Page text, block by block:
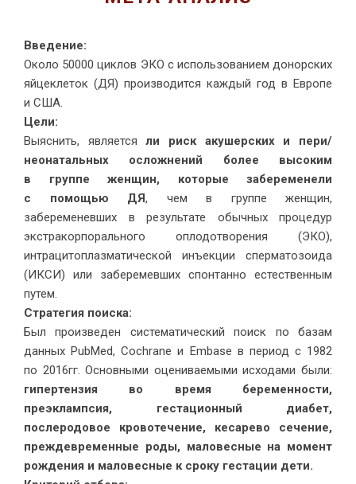
Введение:
Около 50000 циклов ЭКО с использованием донорских
яйцеклеток (ДЯ) производится каждый год в Европе
и США.
Цели:
Выяснить, являетсяли риск акушерских и пери/
неонатальных осложнений более высоким
в группе женщин, которые забеременели
с помощью ДЯ, чем в группе женщин,
забеременевших в результате обычных процедур
экстракорпорального оплодотворения (ЭКО),
интрацитоплазматической инъекции сперматозоида
(ИКСИ) или заберемевших спонтанно естественным
путем.
Стратегия поиска:
Был произведен систематический поиск по базам
данных PubMed, Cochrane и Embase в период с 1982
по 2016гг. Основными оцениваемыми исходами были:
гипертензия во время беременности,
преэклампсия, гестационный диабет,
послеродовое кровотечение, кесарево сечение,
преждевременные роды, маловесные на момент
рождения и маловесные к сроку гестации дети.